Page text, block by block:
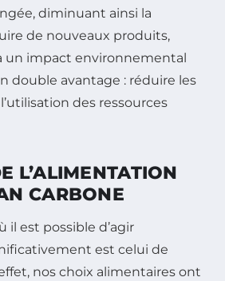
diminuant ainsi la
de nouveaux produits,
un impact environnemental
double avantage : réduire les
des ressources
L’ALIMENTATION
CARBONE
il est possible d’agir
est celui de
nos choix alimentaires ont